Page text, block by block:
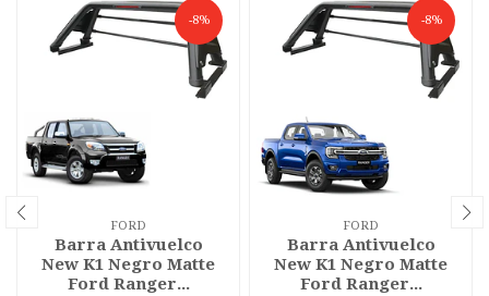
-8%
FORD
Barra Antivuelco
New K1 Negro Matte
Ford Ranger...
-8%
FORD
Barra Antivuelco
New K1 Negro Matte
Ford Ranger...